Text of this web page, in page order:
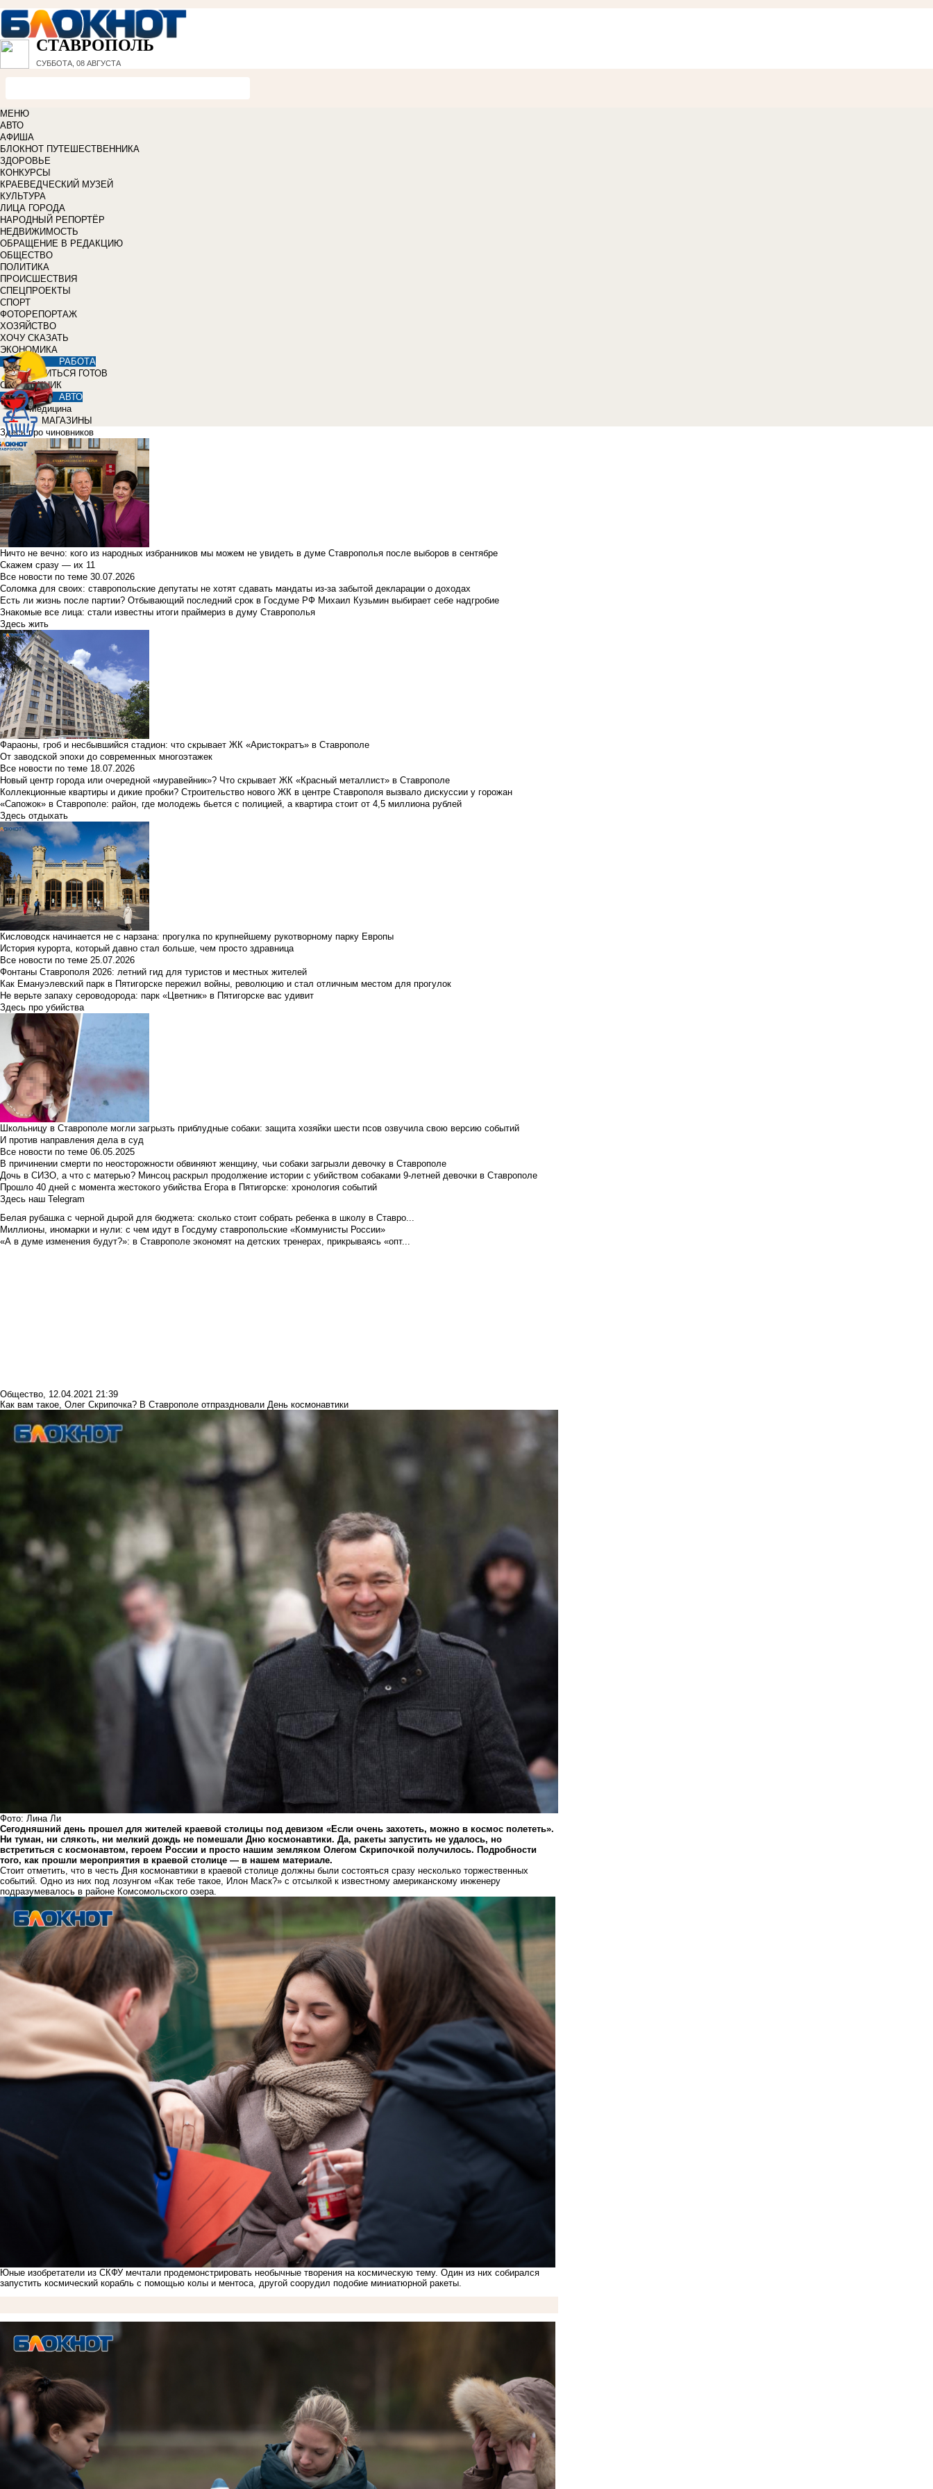
СТАВРОПОЛЬ
СУББОТА, 08 АВГУСТА
МЕНЮ
АВТО
АФИША
БЛОКНОТ ПУТЕШЕСТВЕННИКА
ЗДОРОВЬЕ
КОНКУРСЫ
КРАЕВЕДЧЕСКИЙ МУЗЕЙ
КУЛЬТУРА
ЛИЦА ГОРОДА
НАРОДНЫЙ РЕПОРТЁР
НЕДВИЖИМОСТЬ
ОБРАЩЕНИЕ В РЕДАКЦИЮ
ОБЩЕСТВО
ПОЛИТИКА
ПРОИСШЕСТВИЯ
СПЕЦПРОЕКТЫ
СПОРТ
ФОТОРЕПОРТАЖ
ХОЗЯЙСТВО
ХОЧУ СКАЗАТЬ
ЭКОНОМИКА
РАБОТА
УЧИТЬСЯ ГОТОВ
СПРАВОЧНИК
АВТО
Медицина
МАГАЗИНЫ
Здесь про чиновников
Ничто не вечно: кого из народных избранников мы можем не увидеть в думе Ставрополья после выборов в сентябре
Скажем сразу — их 11
Все новости по теме 30.07.2026
Соломка для своих: ставропольские депутаты не хотят сдавать мандаты из-за забытой декларации о доходах
Есть ли жизнь после партии? Отбывающий последний срок в Госдуме РФ Михаил Кузьмин выбирает себе надгробие
Знакомые все лица: стали известны итоги праймериз в думу Ставрополья
Здесь жить
Фараоны, гроб и несбывшийся стадион: что скрывает ЖК «Аристократъ» в Ставрополе
От заводской эпохи до современных многоэтажек
Все новости по теме 18.07.2026
Новый центр города или очередной «муравейник»? Что скрывает ЖК «Красный металлист» в Ставрополе
Коллекционные квартиры и дикие пробки? Строительство нового ЖК в центре Ставрополя вызвало дискуссии у горожан
«Сапожок» в Ставрополе: район, где молодежь бьется с полицией, а квартира стоит от 4,5 миллиона рублей
Здесь отдыхать
Кисловодск начинается не с нарзана: прогулка по крупнейшему рукотворному парку Европы
История курорта, который давно стал больше, чем просто здравница
Все новости по теме 25.07.2026
Фонтаны Ставрополя 2026: летний гид для туристов и местных жителей
Как Емануэлевский парк в Пятигорске пережил войны, революцию и стал отличным местом для прогулок
Не верьте запаху сероводорода: парк «Цветник» в Пятигорске вас удивит
Здесь про убийства
Школьницу в Ставрополе могли загрызть приблудные собаки: защита хозяйки шести псов озвучила свою версию событий
И против направления дела в суд
Все новости по теме 06.05.2025
В причинении смерти по неосторожности обвиняют женщину, чьи собаки загрызли девочку в Ставрополе
Дочь в СИЗО, а что с матерью? Минсоц раскрыл продолжение истории с убийством собаками 9-летней девочки в Ставрополе
Прошло 40 дней с момента жестокого убийства Егора в Пятигорске: хронология событий
Здесь наш Telegram
Белая рубашка с черной дырой для бюджета: сколько стоит собрать ребенка в школу в Ставро...
Миллионы, иномарки и нули: с чем идут в Госдуму ставропольские «Коммунисты России»
«А в думе изменения будут?»: в Ставрополе экономят на детских тренерах, прикрываясь «опт...
Общество, 12.04.2021 21:39
Как вам такое, Олег Скрипочка? В Ставрополе отпраздновали День космонавтики
Фото: Лина Ли
Сегодняшний день прошел для жителей краевой столицы под девизом «Если очень захотеть, можно в космос полететь».
Ни туман, ни слякоть, ни мелкий дождь не помешали Дню космонавтики. Да, ракеты запустить не удалось, но
встретиться с космонавтом, героем России и просто нашим земляком Олегом Скрипочкой получилось. Подробности
того, как прошли мероприятия в краевой столице — в нашем материале.
Стоит отметить, что в честь Дня космонавтики в краевой столице должны были состояться сразу несколько торжественных
событий. Одно из них под лозунгом «Как тебе такое, Илон Маск?» с отсылкой к известному американскому инженеру
подразумевалось в районе Комсомольского озера.
Юные изобретатели из СКФУ мечтали продемонстрировать необычные творения на космическую тему. Один из них собирался
запустить космический корабль с помощью колы и ментоса, другой соорудил подобие миниатюрной ракеты.